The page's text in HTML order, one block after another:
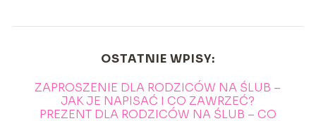
OSTATNIE WPISY:
ZAPROSZENIE DLA RODZICÓW NA ŚLUB –
JAK JE NAPISAĆ I CO ZAWRZEĆ?
PREZENT DLA RODZICÓW NA ŚLUB – CO